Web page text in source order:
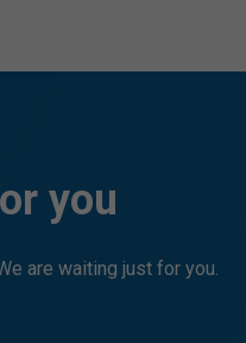
you
are waiting just for you.